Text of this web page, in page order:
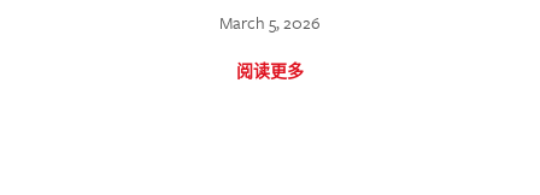
March 5, 2026
阅读更多